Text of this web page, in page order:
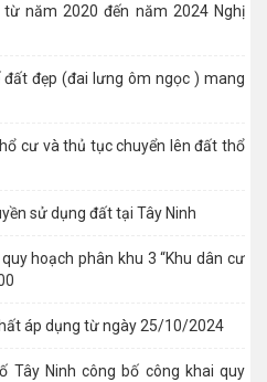
năm 2020 đến năm 2024 Nghị
đẹp (đai lưng ôm ngọc ) mang
cư và thủ tục chuyển lên đất thổ
sử dụng đất tại Tây Ninh
hoạch phân khu 3 “Khu dân cư
áp dụng từ ngày 25/10/2024
Tây Ninh công bố công khai quy